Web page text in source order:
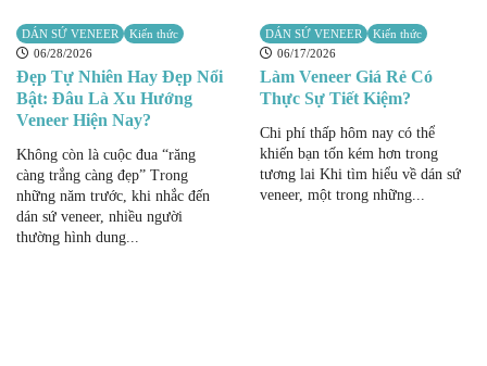
DÁN SỨ VENEER
Kiến thức
06/28/2026
Đẹp Tự Nhiên Hay Đẹp Nổi
Bật: Đâu Là Xu Hướng
Veneer Hiện Nay?
Không còn là cuộc đua “răng
càng trắng càng đẹp” Trong
những năm trước, khi nhắc đến
dán sứ veneer, nhiều người
thường hình dung...
DÁN SỨ VENEER
Kiến thức
06/17/2026
Làm Veneer Giá Rẻ Có
Thực Sự Tiết Kiệm?
Chi phí thấp hôm nay có thể
khiến bạn tốn kém hơn trong
tương lai Khi tìm hiểu về dán sứ
veneer, một trong những...